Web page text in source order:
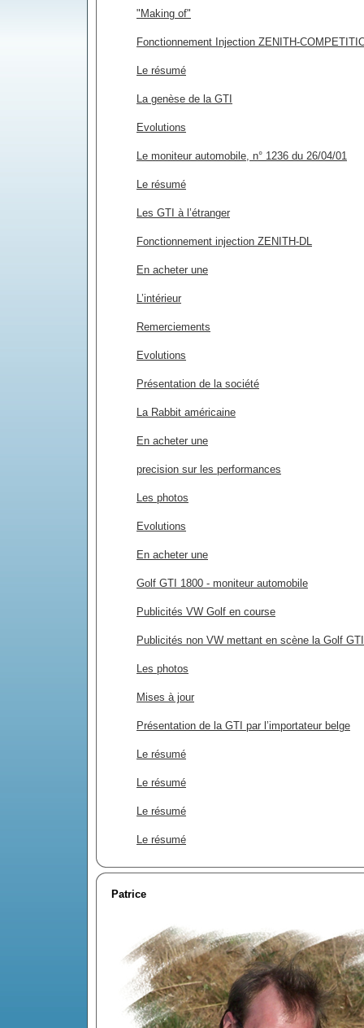
"Making of"
Fonctionnement Injection ZENITH-
Le résumé
La genèse de la GTI
Evolutions
Le moniteur automobile, n° 1236 du 26/04/01
Le résumé
Les GTI à l’étranger
Fonctionnement injection ZENITH-DL
En acheter une
L’intérieur
Remerciements
Evolutions
Présentation de la société
La Rabbit américaine
En acheter une
precision sur les performances
Les photos
Evolutions
En acheter une
Golf GTI 1800 - moniteur automobile
Publicités VW Golf en course
Publicités non VW mettant en scène la Golf GTI
Les photos
Mises à jour
Présentation de la GTI par l’importateur belge
Le résumé
Le résumé
Le résumé
Le résumé
Patrice